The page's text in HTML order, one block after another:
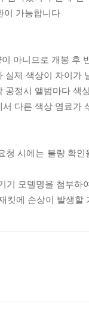
이 가능합니다
아니므로 개봉 후
실제 색상이 차이가
공정시 앨범마다 색
다른 색상 염료가
청 시에는 불량 확
기 모델명을 첨부하
킷에 손상이 발생